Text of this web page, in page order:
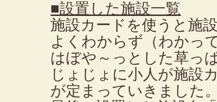
■設置した施設一覧
施設カードを使うと施
よくわからず（わかっ
はぼや～っとした草っ
じょじょに小人が施設
が定まっていきました